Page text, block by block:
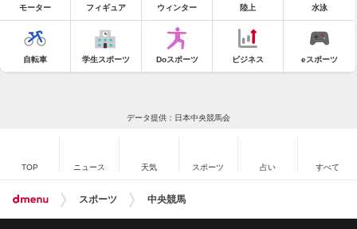
モーター フィギュア ウィンター 陸上 水泳
自転車 学生スポーツ Doスポーツ ビジネス eスポーツ
データ提供：日本中央競馬会
TOP ニュース 天気 スポーツ 占い すべて
スポーツ 中央競馬